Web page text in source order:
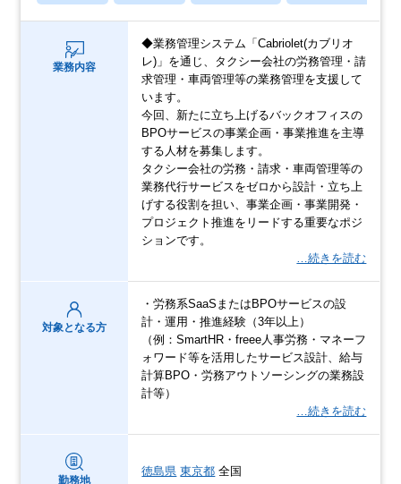
業務内容
◆業務管理システム「Cabriolet(カブリオ
レ)」を通じ、タクシー会社の労務管理・請
求管理・車両管理等の業務管理を支援して
います。
今回、新たに立ち上げるバックオフィスの
BPOサービスの事業企画・事業推進を主導
する人材を募集します。
タクシー会社の労務・請求・車両管理等の
業務代行サービスをゼロから設計・立ち上
げする役割を担い、事業企画・事業開発・
プロジェクト推進をリードする重要なポジ
ションです。
…続きを読む
対象となる方
・労務系SaaSまたはBPOサービスの設
計・運用・推進経験（3年以上）
（例：SmartHR・freee人事労務・マネーフ
ォワード等を活用したサービス設計、給与
計算BPO・労務アウトソーシングの業務設
計等）
…続きを読む
勤務地
徳島県 東京都 全国